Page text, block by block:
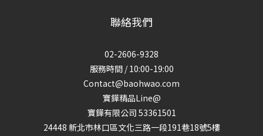
聯絡我們
02-2606-9328
服務時間 / 10:00-19:00
Contact@baohwao.com
寶鏵精品Line@
寶鏵有限公司 53361501
24448 新北市林口區文化三路一段191巷18號5樓